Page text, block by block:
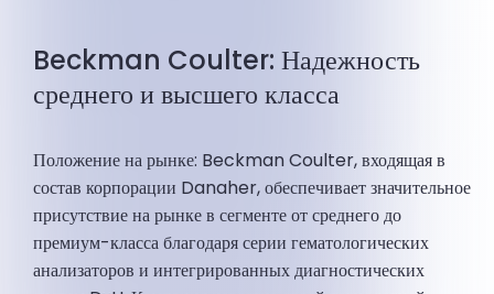
Beckman Coulter: Надежность
среднего и высшего класса
Положение на рынке: Beckman Coulter, входящая в
состав корпорации Danaher, обеспечивает значительное
присутствие на рынке в сегменте от среднего до
премиум-класса благодаря серии гематологических
анализаторов и интегрированных диагностических